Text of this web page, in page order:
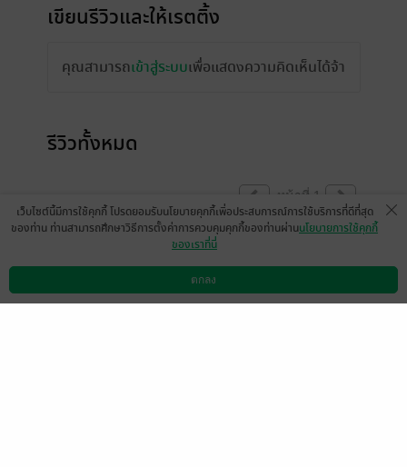
เขียนรีวิวและให้เรตติ้ง
คุณสามารถเข้าสู่ระบบเพื่อแสดงความคิดเห็นได้จ้า
รีวิวทั้งหมด
หน้าที่ 1
bulandan8919
ดาวน์โหลดแอป วิธีการใช้งาน ติดต่อเรา
เว็บไซต์นี้มีการใช้คุกกี้ โปรดยอมรับนโยบายคุกกี้เพื่อประสบการณ์การใช้บริการที่ดีที่สุด
ของท่าน ท่านสามารถศึกษาวิธีการตั้งค่าการควบคุมคุกกี้ของท่านผ่านนโยบายการใช้คุกกี้
ของเราที่นี่
ตกลง